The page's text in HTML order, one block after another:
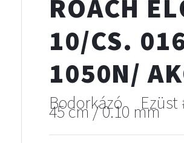
ROACH
10/CS.
1050N/
Bodorkázó Ezüst
45 cm / 0.10 mm